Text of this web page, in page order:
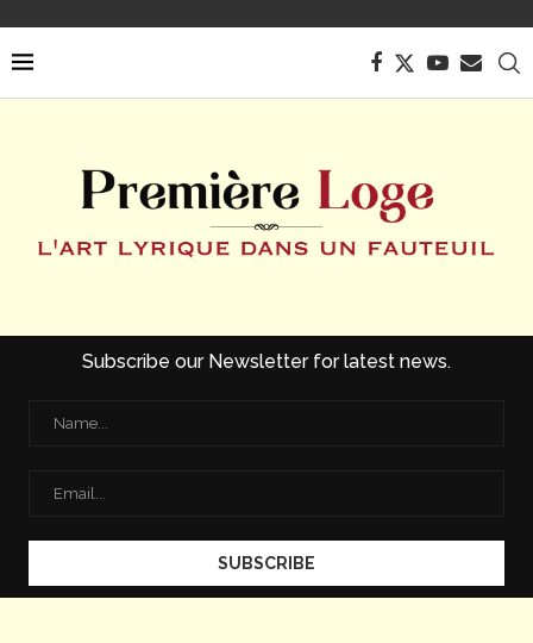
Subscribe our Newsletter for latest news.